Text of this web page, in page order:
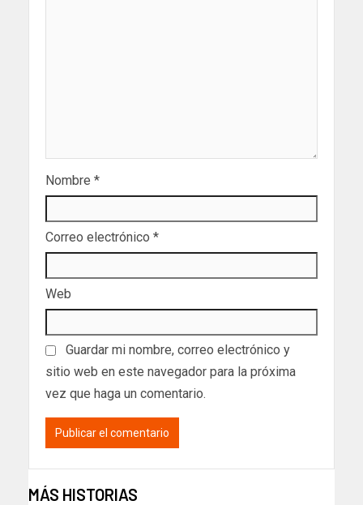
Nombre *
Correo electrónico *
Web
Guardar mi nombre, correo electrónico y
sitio web en este navegador para la próxima
vez que haga un comentario.
MÁS HISTORIAS